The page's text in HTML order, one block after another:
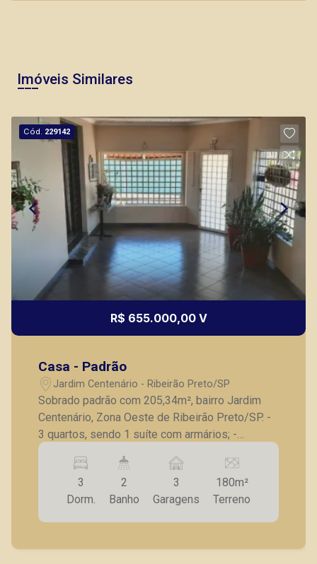
Imóveis Similares
Cód. 229142
R$ 655.000,00 V
Casa - Padrão
Jardim Centenário - Ribeirão Preto/SP
Sobrado padrão com 205,34m², bairro Jardim
Centenário, Zona Oeste de Ribeirão Preto/SP. -
3 quartos, sendo 1 suíte com armários; -
Banheiro social; - Sala para 02 ambientes; -
Cozinha com armários; - Área de serviço; -
Varanda; - 3 vagas de garagem. A Piramid tem
como objetivo atender seus clientes com
agilidade e segurança, em locação, vendas de
principais lançamentos da cidade de Ribeirão
3
Dorm.
2
Banho
3
Garagens
180m²
Terreno